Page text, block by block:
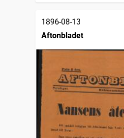
1896-08-13
Aftonbladet